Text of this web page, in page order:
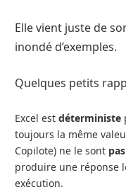
Elle vient juste de
inondé d’exemples.
Quelques petits
Excel est déterministe
toujours la même
Copilote) ne le sont
produire une réponse
exécution.